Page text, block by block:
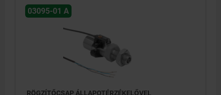
03095-01 A
RÖGZÍTŐCSAP ÁLLAPOTÉRZÉKELŐVEL